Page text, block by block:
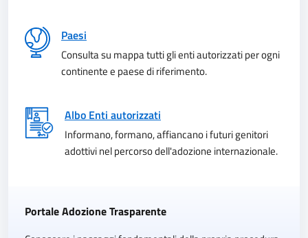
Paesi
Consulta su mappa tutti gli enti autorizzati per ogni
continente e paese di riferimento.
Albo Enti autorizzati
Informano, formano, affiancano i futuri genitori
adottivi nel percorso dell'adozione internazionale.
Portale Adozione Trasparente